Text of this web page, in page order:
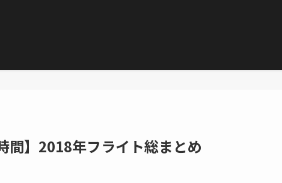
間】2018年フライト総まとめ